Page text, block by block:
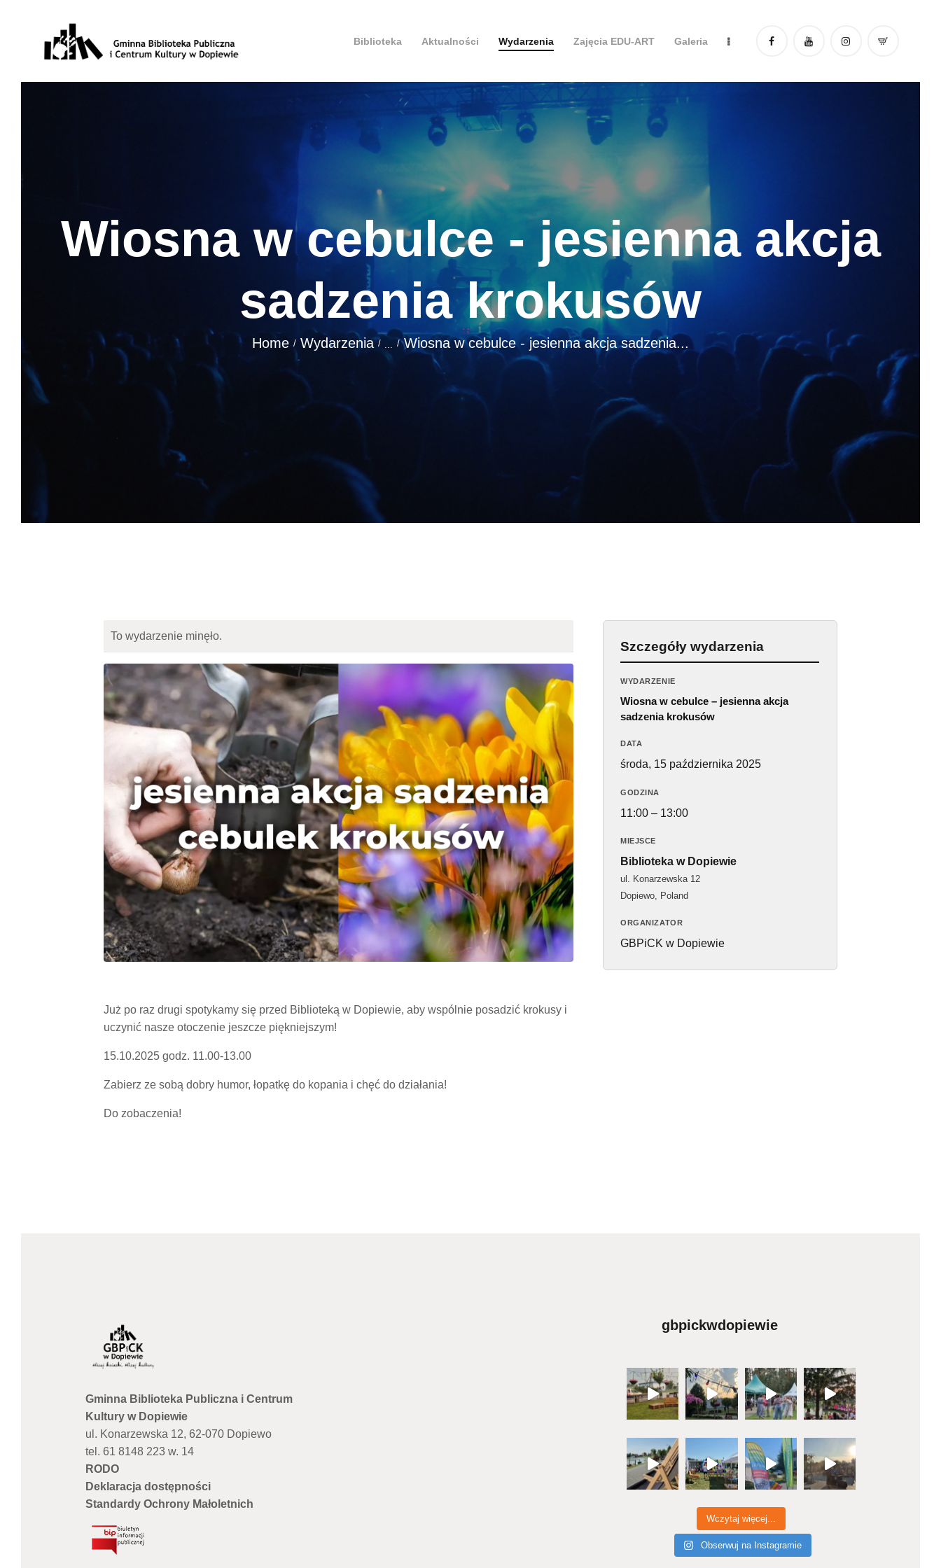
Biblioteka Aktualności Wydarzenia Zajęcia EDU-ART Galeria
Wiosna w cebulce - jesienna akcja
sadzenia krokusów
Home Wydarzenia Wiosna w cebulce - jesienna akcja sadzenia...
To wydarzenie minęło.
Już po raz drugi spotykamy się przed Biblioteką w Dopiewie, aby wspólnie posadzić krokusy i
uczynić nasze otoczenie jeszcze piękniejszym!
15.10.2025 godz. 11.00-13.00
Zabierz ze sobą dobry humor, łopatkę do kopania i chęć do działania!
Do zobaczenia!
Szczegóły wydarzenia
WYDARZENIE
Wiosna w cebulce – jesienna akcja
sadzenia krokusów
DATA
środa, 15 października 2025
GODZINA
11:00 – 13:00
MIEJSCE
Biblioteka w Dopiewie
ul. Konarzewska 12
Dopiewo
Poland
ORGANIZATOR
GBPiCK w Dopiewie
Gminna Biblioteka Publiczna i Centrum
Kultury w Dopiewie
ul. Konarzewska 12, 62-070 Dopiewo
tel. 61 8148 223 w. 14
RODO
Deklaracja dostępności
Standardy Ochrony Małoletnich
gbpickwdopiewie
Wczytaj więcej...
Obserwuj na Instagramie